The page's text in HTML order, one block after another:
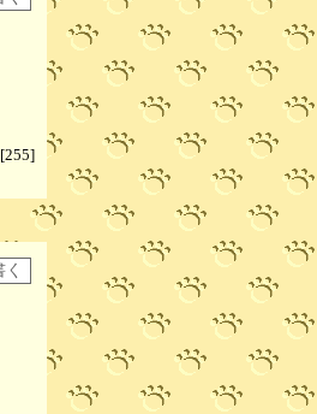
[255]